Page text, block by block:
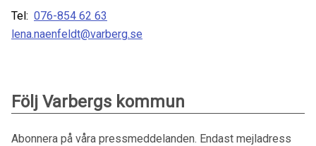
Tel: 076-854 62 63
lena.naenfeldt@varberg.se
Följ Varbergs kommun
Abonnera på våra pressmeddelanden. Endast mejladress